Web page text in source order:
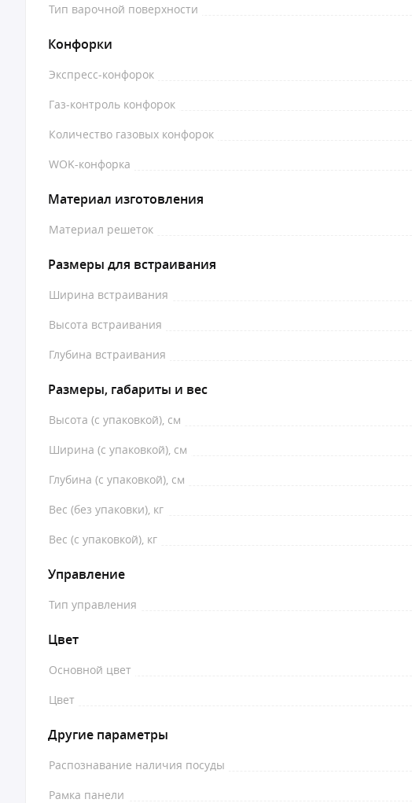
Тип варочной поверхности
Конфорки
Экспресс-конфорок
Газ-контроль конфорок
Количество газовых конфорок
WOK-конфорка
Материал изготовления
Материал решеток
Размеры для встраивания
Ширина встраивания
Высота встраивания
Глубина встраивания
Размеры, габариты и вес
Высота (с упаковкой), см
Ширина (с упаковкой), см
Глубина (с упаковкой), см
Вес (без упаковки), кг
Вес (с упаковкой), кг
Управление
Тип управления
Цвет
Основной цвет
Цвет
Другие параметры
Распознавание наличия посуды
Рамка панели